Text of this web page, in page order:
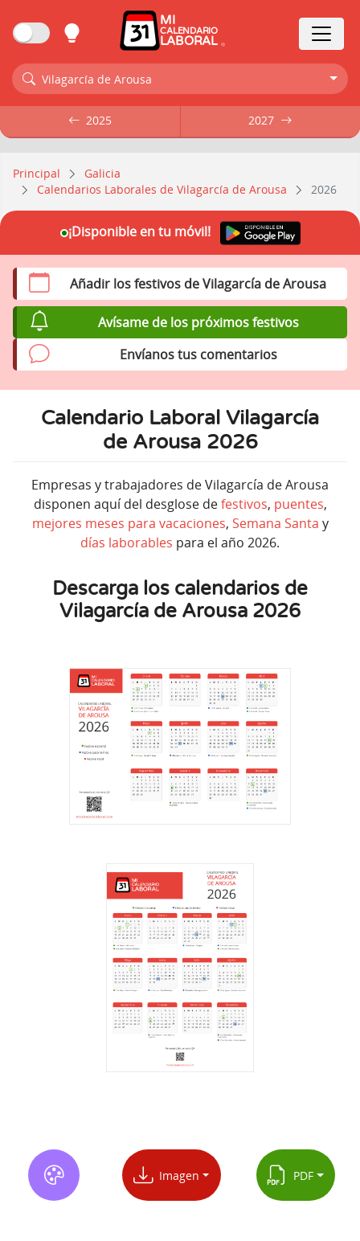
MI
CALENDARIO
LABORAL
Vilagarcía de Arousa
Principal
Galicia
Calendarios Laborales de Vilagarcía de Arousa
2026
Calendario Laboral Vilagarcía
de Arousa 2026
Empresas y trabajadores de Vilagarcía de Arousa
disponen aquí del desglose defestivos, puentes,
mejores meses para vacaciones, Semana Santa y
días laborables para el año 2026.
Descarga los calendarios de
Vilagarcía de Arousa 2026
2025 2027
Imagen PDF
2025 2027
Añadir los festivos de Vilagarcía de Arousa
Avísame de los próximos festivos
Envíanos tus comentarios
¡Disponible en tu móvil!